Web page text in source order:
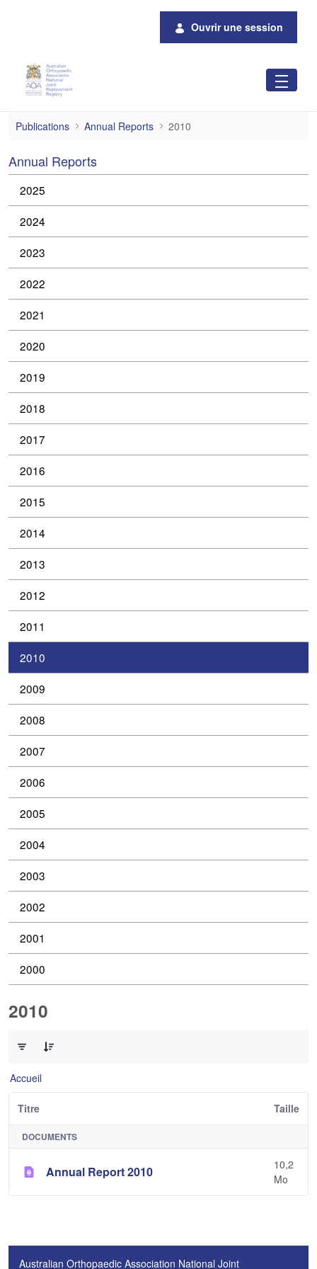
Ouvrir une session
2010
Publications Annual Reports 2010
Annual Reports
2025
2024
2023
2022
2021
2020
2019
2018
2017
2016
2015
2014
2013
2012
2011
2010
2009
2008
2007
2006
2005
2004
2003
2002
2001
2000
2010
Accueil
Titre Taille
DOCUMENTS
Annual Report 2010
10,2
Mo
Australian Orthopaedic Association National Joint